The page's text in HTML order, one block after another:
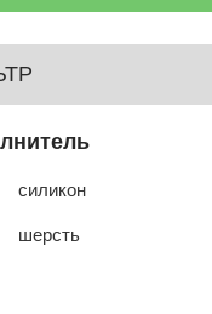
силикон
шерсть